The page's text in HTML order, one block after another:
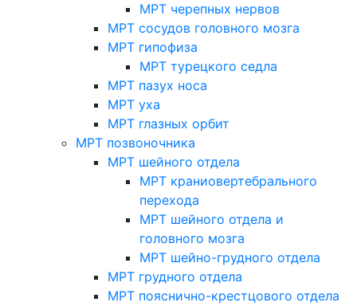
МРТ черепных нервов
МРТ сосудов головного мозга
МРТ гипофиза
МРТ турецкого седла
МРТ пазух носа
МРТ уха
МРТ глазных орбит
МРТ позвоночника
МРТ шейного отдела
МРТ краниовертебрального
перехода
МРТ шейного отдела и
головного мозга
МРТ шейно-грудного отдела
МРТ грудного отдела
МРТ пояснично-крестцового отдела